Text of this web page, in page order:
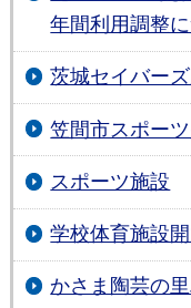
年間利用調整
茨城セイバー
笠間市スポー
スポーツ施設
学校体育施設
かさま陶芸の